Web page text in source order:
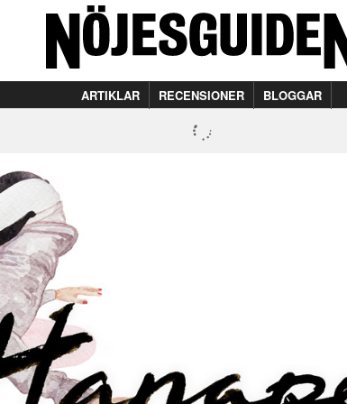
ARTIKLAR RECENSIONER BLOGGAR